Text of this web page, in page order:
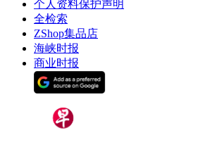
个人资料保护声明
全检索
ZShop集品店
海峡时报
商业时报